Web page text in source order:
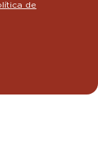
de